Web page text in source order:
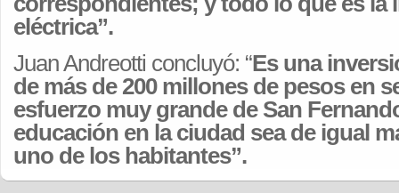
eléctrica”.
Juan Andreotti concluyó: “Es una
de más de 200 millones de pesos en
esfuerzo muy grande de San
educación en la ciudad sea de igual
uno de los habitantes”.